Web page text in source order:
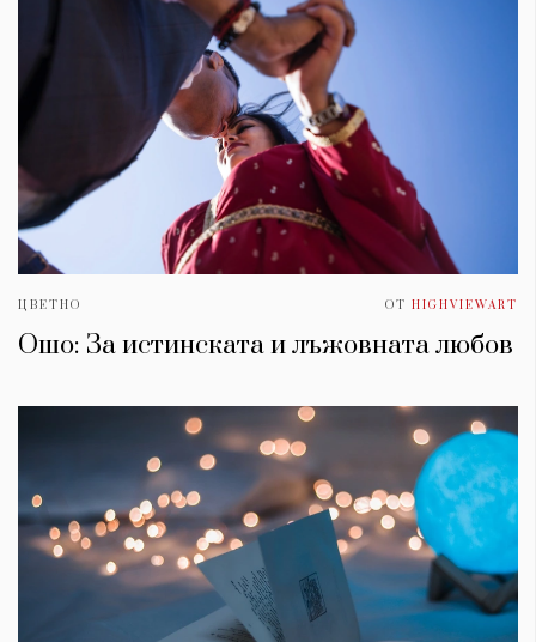
ЦВЕТНО ОТ HIGHVIEWART
Ошо: За истинската и лъжовната любов